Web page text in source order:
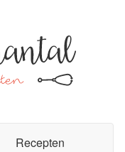
Recepten